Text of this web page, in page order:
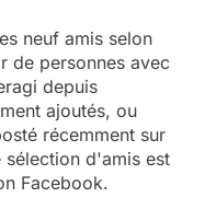
neuf amis selon
de personnes avec
depuis
ajoutés, ou
récemment sur
d'amis est
Facebook.